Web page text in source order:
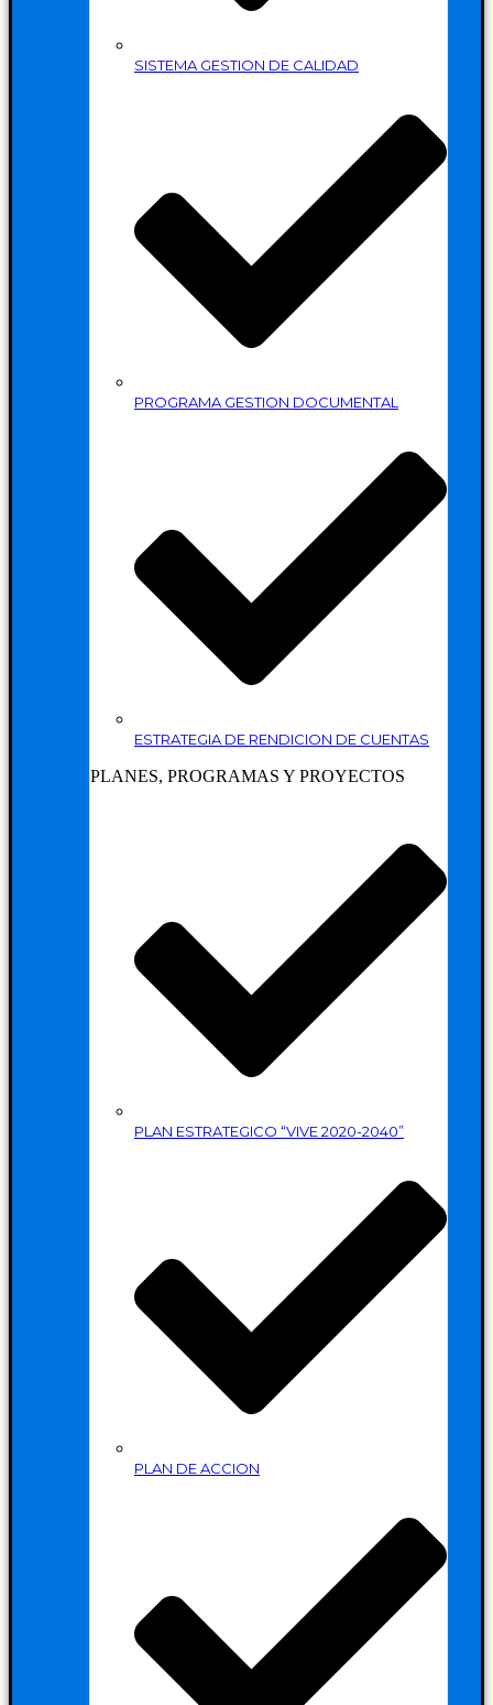
SISTEMA GESTION DE CALIDAD
PROGRAMA GESTION DOCUMENTAL
ESTRATEGIA DE RENDICION DE CUENTAS
PLANES, PROGRAMAS Y PROYECTOS
PLAN ESTRATEGICO “VIVE 2020-2040”
PLAN DE ACCION